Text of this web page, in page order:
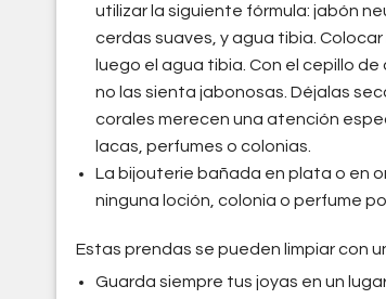
utilizar la siguiente fórmula: jabón
cerdas suaves, y agua tibia.
luego el agua tibia. Con el cepillo
no las sienta jabonosas. Déjalas
corales merecen una atención
lacas, perfumes o colonias.
La bijouterie bañada en plata o en
ninguna loción, colonia o perfume
Estas prendas se pueden limpiar con
Guarda siempre tus joyas en un